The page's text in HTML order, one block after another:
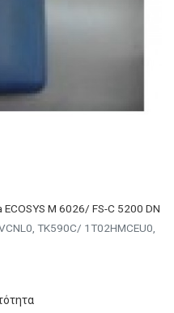
M 6026/ FS-C 5200 DN
TK590C/ 1T02HMCEU0,